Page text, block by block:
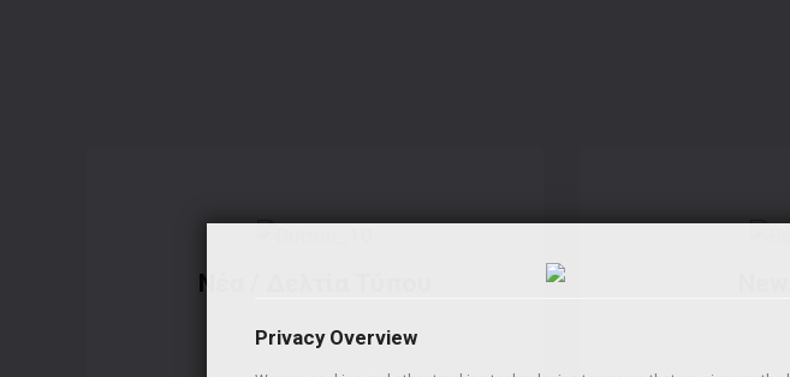
Nέα / Δελτία Τύπου
Privacy Overview